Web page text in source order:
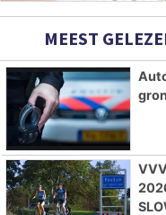
MEEST